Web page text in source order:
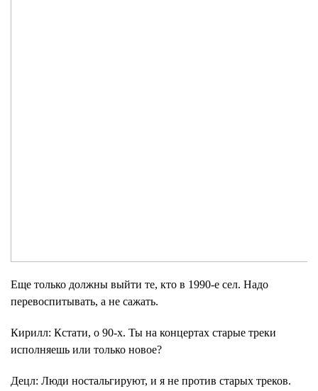
Еще только должны выйти те, кто в 1990-е сел. Надо
перевоспитывать, а не сажать.
Кирилл: Кстати, о 90-х. Ты на концертах старые треки
исполняешь или только новое?
Децл: Люди ностальгируют, и я не против старых треков.